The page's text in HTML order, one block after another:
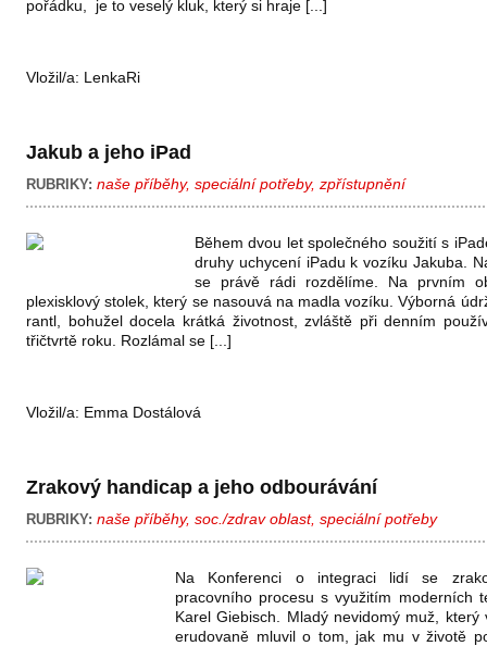
pořádku, je to veselý kluk, který si hraje [...]
Vložil/a: LenkaRi
Jakub a jeho iPad
RUBRIKY: naše příběhy, speciální potřeby, zpřístupnění
Během dvou let společného soužití s
druhy uchycení iPadu k vozíku Jakuba.
se právě rádi rozdělíme. Na prvním
plexisklový stolek, který se nasouvá na madla vozíku. Výborná
rantl, bohužel docela krátká životnost, zvláště při denním
třičtvrtě roku. Rozlámal se [...]
Vložil/a: Emma Dostálová
Zrakový handicap a jeho odbourávání
RUBRIKY: naše příběhy, soc./zdrav oblast, speciální potřeby
Na Konferenci o integraci lidí se
pracovního procesu s využitím moderních
Karel Giebisch. Mladý nevidomý muž,
erudovaně mluvil o tom, jak mu v životě